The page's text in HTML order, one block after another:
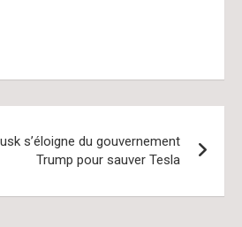
s’éloigne du gouvernement
Trump pour sauver Tesla